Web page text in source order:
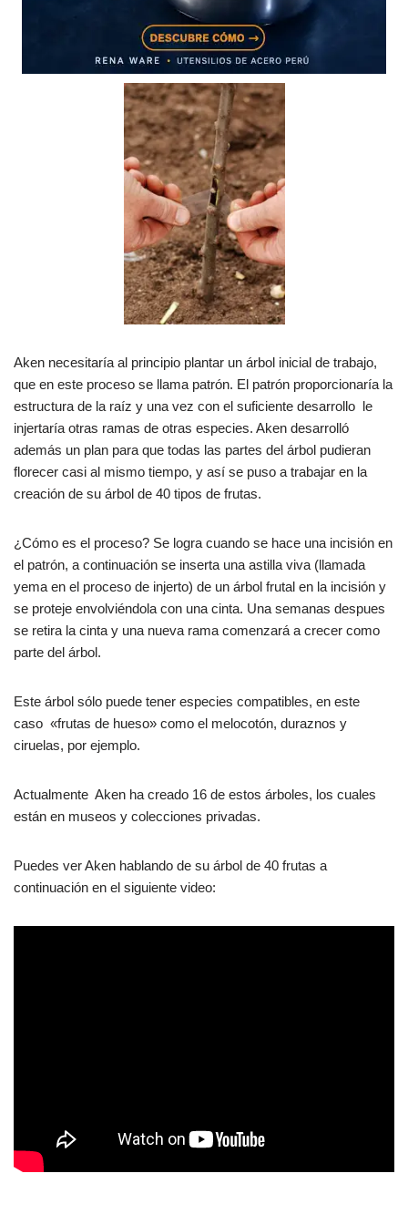
Aken necesitaría al principio plantar un árbol inicial de trabajo,
que en este proceso se llama patrón. El patrón proporcionaría la
estructura de la raíz y una vez con el suficiente desarrollo le
injertaría otras ramas de otras especies. Aken desarrolló
además un plan para que todas las partes del árbol pudieran
florecer casi al mismo tiempo, y así se puso a trabajar en la
creación de su árbol de 40 tipos de frutas.
¿Cómo es el proceso? Se logra cuando se hace una incisión en
el patrón, a continuación se inserta una astilla viva (llamada
yema en el proceso de injerto) de un árbol frutal en la incisión y
se proteje envolviéndola con una cinta. Una semanas despues
se retira la cinta y una nueva rama comenzará a crecer como
parte del árbol.
Este árbol sólo puede tener especies compatibles, en este
caso «frutas de hueso» como el melocotón, duraznos y
ciruelas, por ejemplo.
Actualmente Aken ha creado 16 de estos árboles, los cuales
están en museos y colecciones privadas.
Puedes ver Aken hablando de su árbol de 40 frutas a
continuación en el siguiente video: